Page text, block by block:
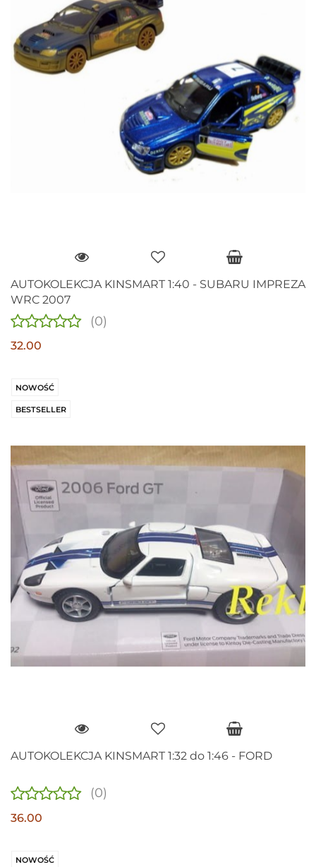
AUTOKOLEKCJA KINSMART 1:40 - SUBARU IMPREZA
WRC 2007
(0)
32.00
NOWOŚĆ
BESTSELLER
AUTOKOLEKCJA KINSMART 1:32 do 1:46 - FORD
(0)
36.00
NOWOŚĆ